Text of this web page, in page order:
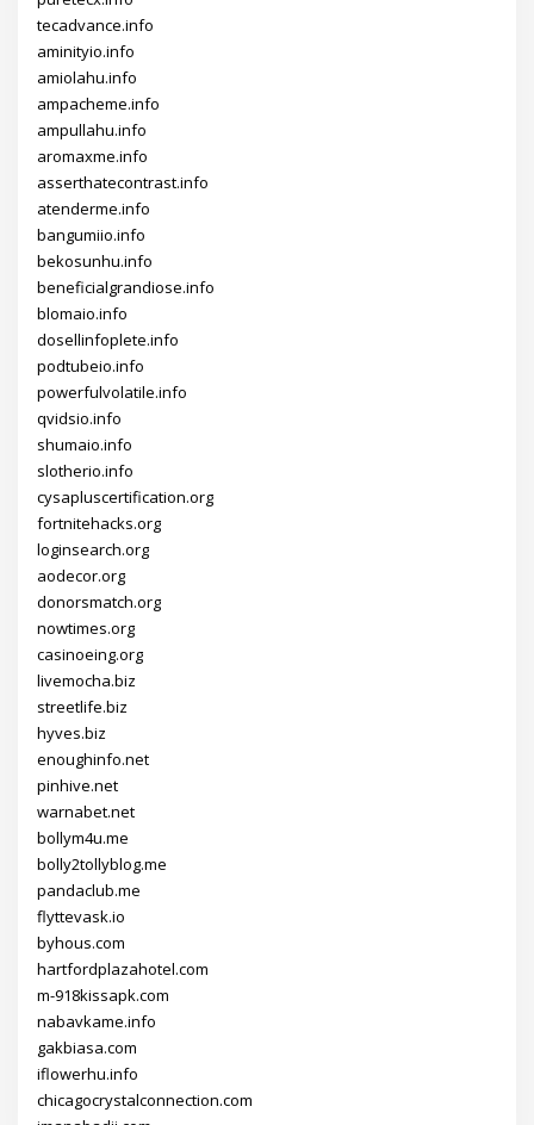
tecadvance.info
aminityio.info
amiolahu.info
ampacheme.info
ampullahu.info
aromaxme.info
asserthatecontrast.info
atenderme.info
bangumiio.info
bekosunhu.info
beneficialgrandiose.info
blomaio.info
dosellinfoplete.info
podtubeio.info
powerfulvolatile.info
qvidsio.info
shumaio.info
slotherio.info
cysapluscertification.org
fortnitehacks.org
loginsearch.org
aodecor.org
donorsmatch.org
nowtimes.org
casinoeing.org
livemocha.biz
streetlife.biz
hyves.biz
enoughinfo.net
pinhive.net
warnabet.net
bollym4u.me
bolly2tollyblog.me
pandaclub.me
flyttevask.io
byhous.com
hartfordplazahotel.com
m-918kissapk.com
nabavkame.info
gakbiasa.com
iflowerhu.info
chicagocrystalconnection.com